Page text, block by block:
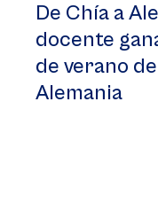
De Chía a
docente
de verano
Alemania